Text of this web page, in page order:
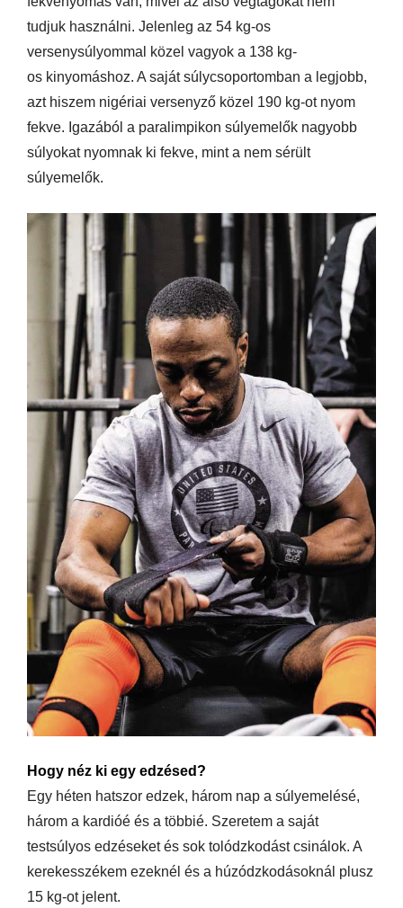
tudjuk használni. Jelenleg az 54 kg-os
versenysúlyommal közel vagyok a 138 kg-
os kinyomáshoz. A saját súlycsoportomban a legjobb,
azt hiszem nigériai versenyző közel 190 kg-ot nyom
fekve. Igazából a paralimpikon súlyemelők nagyobb
súlyokat nyomnak ki fekve, mint a nem sérült
súlyemelők.
Hogy néz ki egy edzésed?
Egy héten hatszor edzek, három nap a súlyemelésé,
három a kardióé és a többié. Szeretem a saját
testsúlyos edzéseket és sok tolódzkodást csinálok. A
kerekesszékem ezeknél és a húzódzkodásoknál plusz
15 kg-ot jelent.